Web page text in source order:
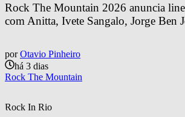
Rock The Mountain 2026 anuncia
com Anitta, Ivete Sangalo, Jorge Ben
por Otavio Pinheiro
há 3 dias
Rock The Mountain
Rock In Rio